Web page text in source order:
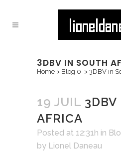
3DBV IN SOUTH
Home > Blog 0 > 3DBV in
19 JUIL 3DBV
AFRICA
Posted at 12:31h in
by Lionel Daneau